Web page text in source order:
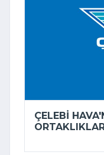
ÇELEBI